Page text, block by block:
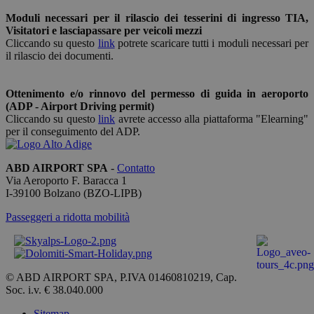
Moduli necessari per il rilascio dei tesserini di ingresso TIA,
Visitatori e lasciapassare per veicoli mezzi
Cliccando su questo linkpotrete scaricare tutti i moduli necessari per
il rilascio dei documenti.
Ottenimento e/o rinnovo del permesso di guida in aeroporto
(ADP - Airport Driving permit)
Cliccando su questolink avrete accesso alla piattaforma "Elearning"
per il conseguimento del ADP.
ABD AIRPORT SPA - Contatto
Via Aeroporto F. Baracca 1
I-39100 Bolzano (BZO-LIPB)
Passeggeri a ridotta mobilità
© ABD AIRPORT SPA, P.IVA 01460810219, Cap.
Soc. i.v. € 38.040.000
basate sul
PHP. Si
di un
variabili di
utente.
accesso
utente tra
pagine.
[abcdef0123456789]
Privacy Policy